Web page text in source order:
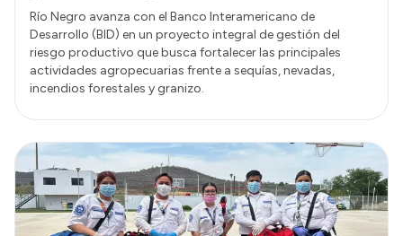
Río Negro avanza con el Banco Interamericano de
Desarrollo (BID) en un proyecto integral de gestión del
riesgo productivo que busca fortalecer las principales
actividades agropecuarias frente a sequías, nevadas,
incendios forestales y granizo.